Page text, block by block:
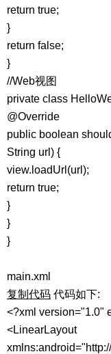
return true;
}
return false;
}
//Web视图
private class
@Override
public boolean
String url) {
view.loadUrl(url);
return true;
}
}
}
main.xml
复制代码 代码如下:
<?xml version="1.0"
<LinearLayout